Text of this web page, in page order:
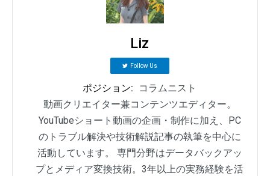
Liz
Follow Us
ポジション:
コラムニスト
動画クリエイター兼コンテンツエディター。
YouTubeショート動画の企画・制作に加え、PC
のトラブル解決や技術解説記事の執筆を中心に
活動しています。 専門分野はデータバックアッ
プとメディア変換技術。3年以上の実務経験を活